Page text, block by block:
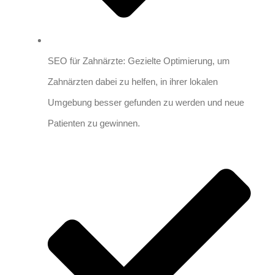
SEO für Zahnärzte: Gezielte Optimierung, um
Zahnärzten dabei zu helfen, in ihrer lokalen
Umgebung besser gefunden zu werden und neue
Patienten zu gewinnen.